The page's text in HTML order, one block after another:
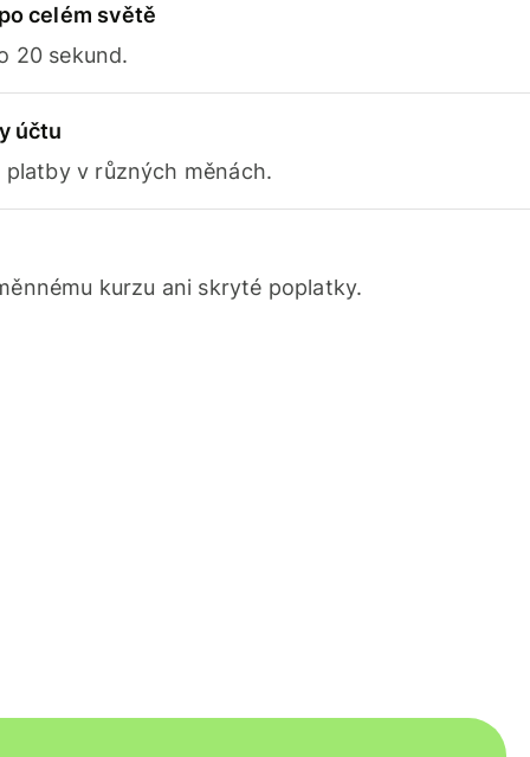
celém světě
20 sekund.
účtu
platby v různých měnách.
kurzu ani skryté poplatky.